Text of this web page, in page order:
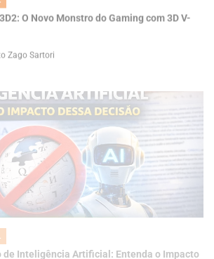
Zago Sartori
de Inteligência Artificial: Entenda o Impacto
Zago Sartori